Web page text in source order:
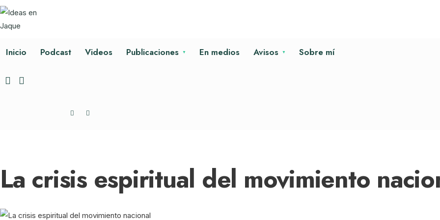
Inicio Podcast Videos Publicaciones En medios Avisos Sobre mí
La crisis espiritual del movimiento